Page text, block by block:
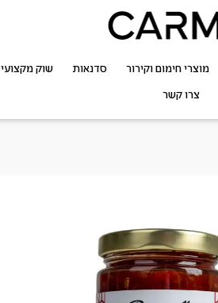
מוצרי חימום וקירור סדנאות שוק מקצועי
צרו קשר